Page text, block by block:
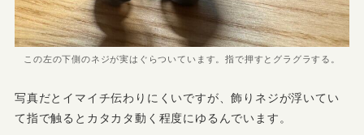
この左の下側のネジが実はぐらついています。指で押すとグラグラする。
写真だとイマイチ伝わりにくいですが、飾りネジが浮いてい
て指で触るとカタカタ動く程度にゆるんでいます。